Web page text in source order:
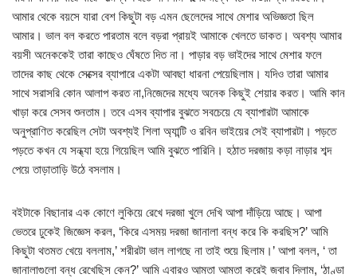
আমার থেকে বয়সে যারা বেশ কিছুটা বড় এমন ছেলেদের সাথে মেশার অভিজ্ঞতা ছিল
আমার। ভাল বল করতে পারতাম বলে বড়রা প্রায়ই আমাকে খেলতে ডাকত। অবশ্য আমার
বয়সী অনেককেই তারা কাছেও ঘেঁষতে দিত না। পাড়ার বড় ভাইদের সাথে মেশার ফলে
তাদের কাছ থেকে সেক্সের ব্যাপারে একটা আবছা ধারনা পেয়েছিলাম। যদিও তারা আমার
সাথে সরাসরি কোন আলাপ করত না,নিজেদের মধ্যে অনেক কিছুই শেয়ার করত। আমি কান
খাড়া করে সেসব শুনতাম। তবে এসব ব্যাপার বুঝতে সবচেয়ে যে ব্যাপারটা আমাকে
অনুপ্রাণিত করেছিল সেটা অবশ্যই শিলা অ্যান্টি ও রবিন ভাইয়ের সেই ব্যাপারটা। পড়তে
পড়তে কখন যে সন্ধ্যা হয়ে গিয়েছিল আমি বুঝতে পারিনি। হঠাত দরজায় কড়া নাড়ার শব্দ
পেয়ে তাড়াতাড়ি উঠে বসলাম।
বইটাকে বিছানার এক কোণে লুকিয়ে রেখে দরজা খুলে দেখি আপা দাঁড়িয়ে আছে। আপা
ভেতরে ঢুকেই জিজ্ঞেস করল, ‘কিরে এসময় দরজা জানালা বন্ধ করে কি করছিস?’ আমি
কিছুটা থতমত খেয়ে বললাম,’ শরীরটা ভাল লাগছে না তাই শুয়ে ছিলাম।’ আপা বলল, ‘ তা
জানালাগুলো বন্ধ রেখেছিস কেন?’ আমি এবারও আমতা আমতা করেই জবাব দিলাম, ‘ঠাণ্ডা